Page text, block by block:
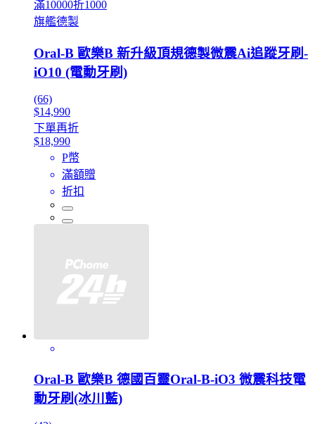
滿10000折1000
旗艦德製
Oral-B 歐樂B 新升級頂規德製微震Ai追蹤牙刷-
iO10 (電動牙刷)
(66)
$14,990
下單再折
$18,990
P幣
滿額贈
折扣
Oral-B 歐樂B 德國百靈Oral-B-iO3 微震科技電
動牙刷(冰川藍)